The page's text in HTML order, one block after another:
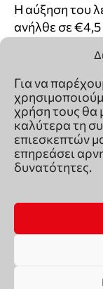
Για να
χρήση τους θα
καλύτερα τη
επιεσκεπτών
επηρεάσει
δυνατότητες.